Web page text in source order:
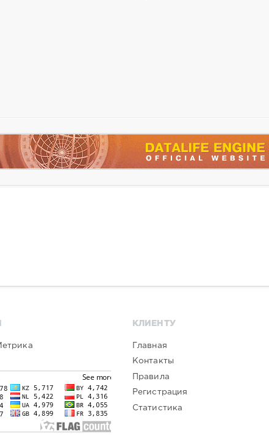
КЛИЕНТУ
Главная
Контакты
Правила
Регистрация
Статистика